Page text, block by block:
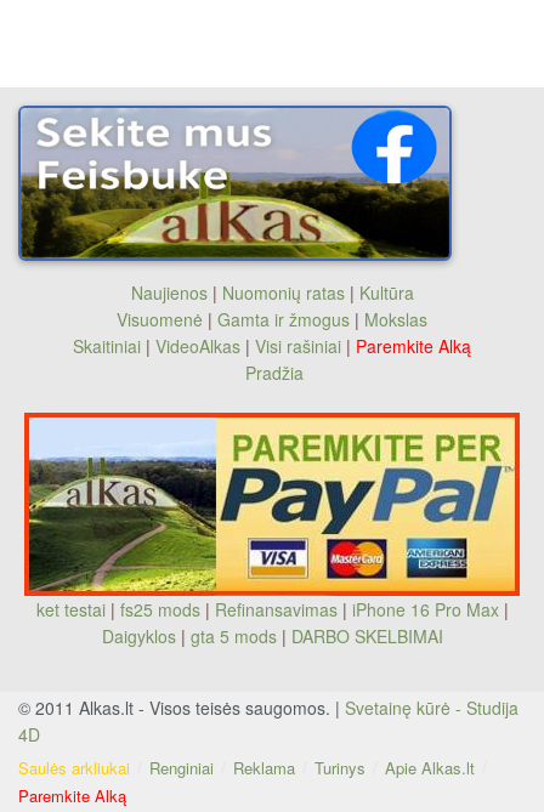
Naujienos| Nuomonių ratas| Kultūra
Visuomenė | Gamta ir žmogus | Mokslas
Skaitiniai | VideoAlkas | Visi rašiniai | Paremkite Alką
Pradžia
ket testai | fs25 mods| Refinansavimas| iPhone 16 Pro Max|
Daigyklos| gta 5 mods | DARBO SKELBIMAI
© 2011 Alkas.lt - Visos teisės saugomos. | Svetainę kūrė - Studija
4D
Saulės arkliukai Renginiai Reklama Turinys
Apie Alkas.lt
Paremkite Alką